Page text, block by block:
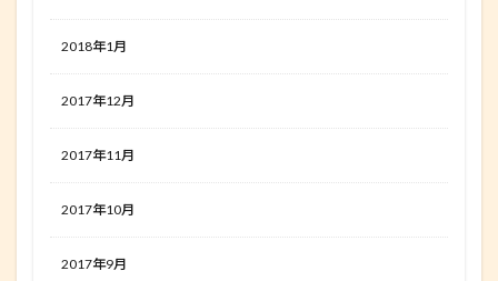
2018年1月
2017年12月
2017年11月
2017年10月
2017年9月